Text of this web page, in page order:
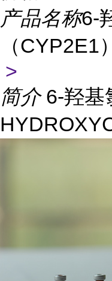
产品名称6-
（CYP2E1
>
简介 6-羟基